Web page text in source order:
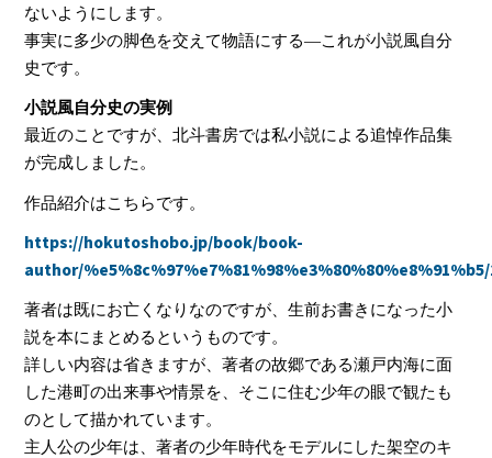
ないようにします。
事実に多少の脚色を交えて物語にする―これが小説風自分
史です。
小説風自分史の実例
最近のことですが、北斗書房では私小説による追悼作品集
が完成しました。
作品紹介はこちらです。
https://hokutoshobo.jp/book/book-
author/
著者は既にお亡くなりなのですが、生前お書きになった小
説を本にまとめるというものです。
詳しい内容は省きますが、著者の故郷である瀬戸内海に面
した港町の出来事や情景を、そこに住む少年の眼で観たも
のとして描かれています。
主人公の少年は、著者の少年時代をモデルにした架空のキ